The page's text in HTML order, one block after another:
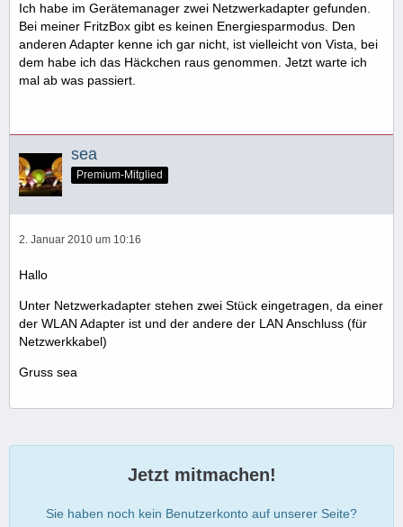
Ich habe im Gerätemanager zwei Netzwerkadapter gefunden.
Bei meiner FritzBox gibt es keinen Energiesparmodus. Den
anderen Adapter kenne ich gar nicht, ist vielleicht von Vista, bei
dem habe ich das Häckchen raus genommen. Jetzt warte ich
mal ab was passiert.
sea
Premium-Mitglied
2. Januar 2010 um 10:16
Hallo
Unter Netzwerkadapter stehen zwei Stück eingetragen, da einer
der WLAN Adapter ist und der andere der LAN Anschluss (für
Netzwerkkabel)
Gruss sea
Jetzt mitmachen!
Sie haben noch kein Benutzerkonto auf unserer Seite?